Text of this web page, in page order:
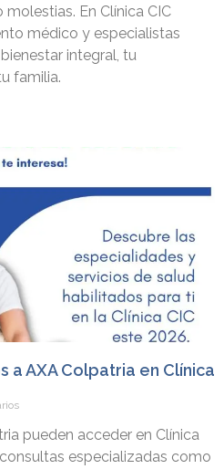
En Clínica CIC
médico y especialistas
integral, tu
familia.
a AXA Colpatria en Clínica
pueden acceder en Clínica
especializadas como